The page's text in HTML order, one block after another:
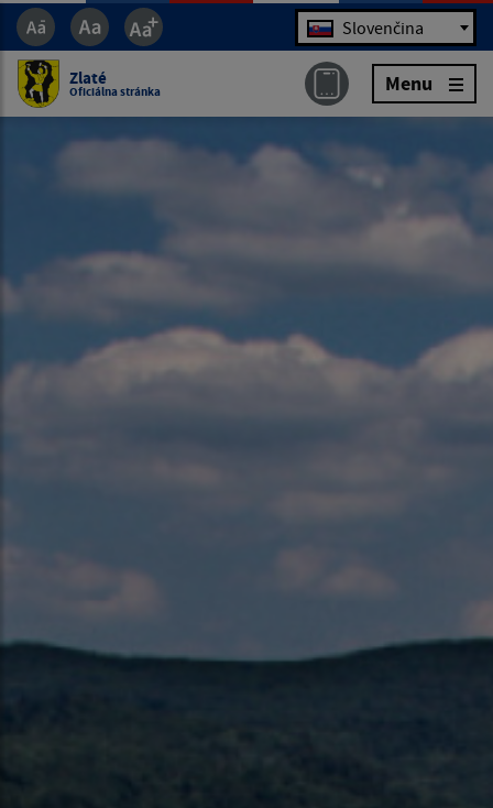
Jazyk Slovenčina
Zlaté
Oficiálna stránka Menu